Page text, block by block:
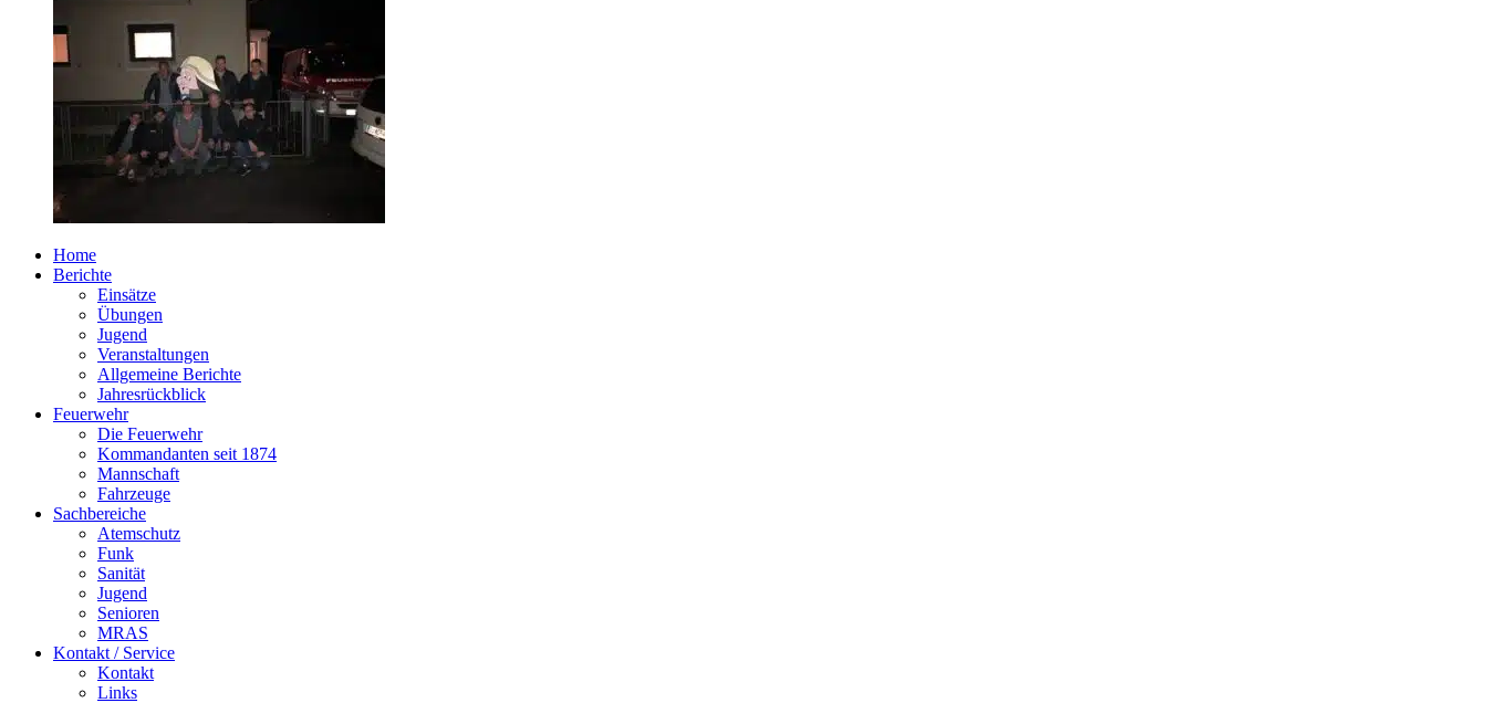
Home
Berichte
Einsätze
Übungen
Jugend
Veranstaltungen
Allgemeine Berichte
Jahresrückblick
Feuerwehr
Die Feuerwehr
Kommandanten seit 1874
Mannschaft
Fahrzeuge
Sachbereiche
Atemschutz
Funk
Sanität
Jugend
Senioren
MRAS
Kontakt / Service
Kontakt
Links